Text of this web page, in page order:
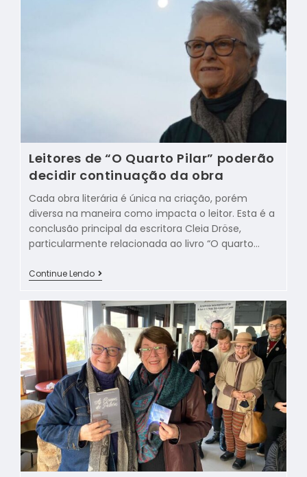
Leitores de “O Quarto Pilar” poderão
decidir continuação da obra
Cada obra literária é única na criação, porém
diversa na maneira como impacta o leitor. Esta é a
conclusão principal da escritora Cleia Dröse,
particularmente relacionada ao livro “O quarto…
Continue Lendo